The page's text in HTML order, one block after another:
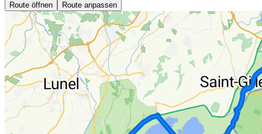
Route öffnen Route anpassen